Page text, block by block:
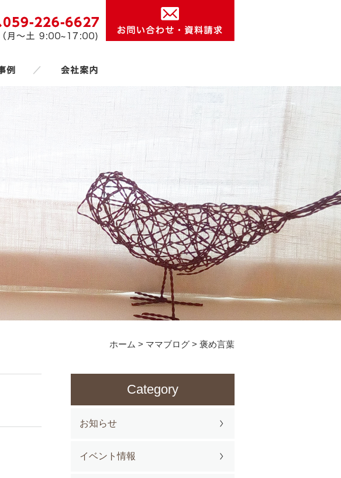
／
ホーム > ママブログ > 褒め言葉
Category
お知らせ
イベント情報